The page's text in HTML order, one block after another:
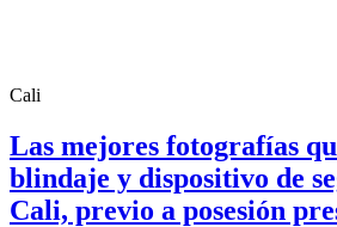
Cali
Las mejores fotografías
blindaje y dispositivo de
Cali, previo a posesión